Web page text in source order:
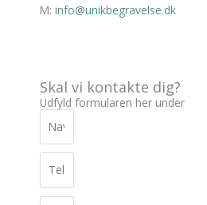
M: info@unikbegravelse.dk
Skal vi kontakte dig?
Udfyld formularen her under